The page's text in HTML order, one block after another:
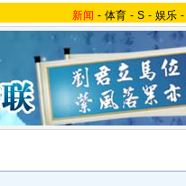
新闻 - 体育 - S - 娱乐 -